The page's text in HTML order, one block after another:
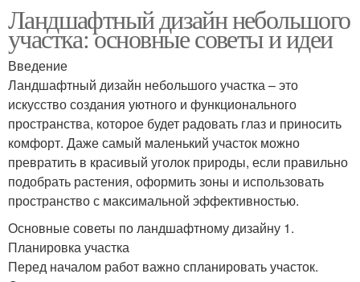
Ландшафтный дизайн небольшого
участка: основные советы и идеи
Введение
Ландшафтный дизайн небольшого участка – это
искусство создания уютного и функционального
пространства, которое будет радовать глаз и приносить
комфорт. Даже самый маленький участок можно
превратить в красивый уголок природы, если правильно
подобрать растения, оформить зоны и использовать
пространство с максимальной эффективностью.
Основные советы по ландшафтному дизайну 1.
Планировка участка
Перед началом работ важно спланировать участок.